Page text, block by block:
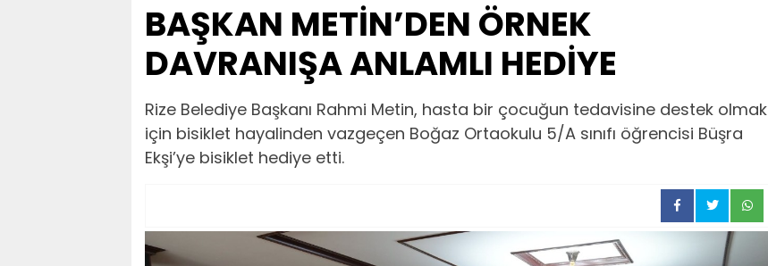
BAŞKAN METİN’DEN ÖRNEK
DAVRANIŞA ANLAMLI HEDİYE
Rize Belediye Başkanı Rahmi Metin, hasta bir çocuğun tedavisine destek olmak
için bisiklet hayalinden vazgeçen Boğaz Ortaokulu 5/A sınıfı öğrencisi Büşra
Ekşi’ye bisiklet hediye etti.